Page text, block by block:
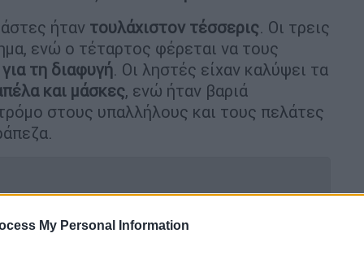
My Personal Information
ήταν τουλάχιστον τέσσερις. Οι τρεις
ενώ ο τέταρτος φέρεται να τους
τη διαφυγή. Οι ληστές είχαν καλύψει τα
και μάσκες, ενώ ήταν βαριά
στους υπαλλήλους και τους πελάτες
έπεσαν χρήματα στον δρόμο -